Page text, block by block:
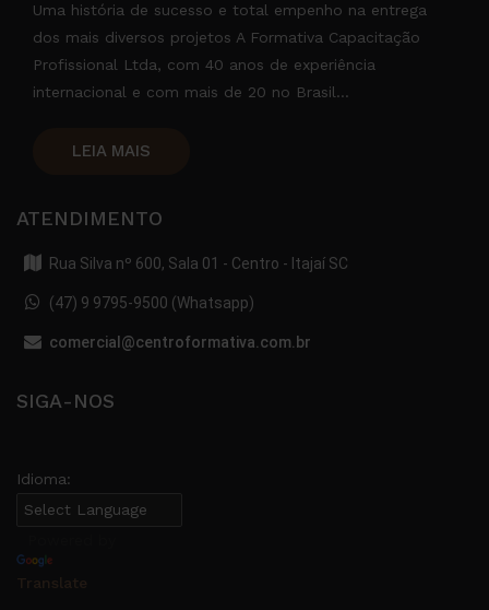
Uma história de sucesso e total empenho na entrega
dos mais diversos projetos A Formativa Capacitação
Profissional Ltda, com 40 anos de experiência
internacional e com mais de 20 no Brasil...
LEIA MAIS
ATENDIMENTO
Rua Silva nº 600, Sala 01 - Centro - Itajaí SC
(47) 9 9795-9500 (Whatsapp)
comercial@centroformativa.com.br
SIGA-NOS
Idioma:
Translate